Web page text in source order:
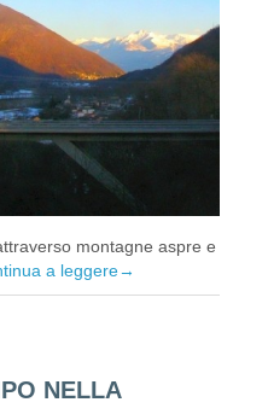
montagne aspre e
a leggere→
NELLA